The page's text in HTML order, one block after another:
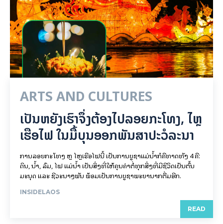
ARTS AND CULTURES
ເປັນ​ຫຍັງ​ເຮົາ​ຈຶ່ງ​ຕ້ອງ​ໄປລອຍ​ກະ​ໂທງ, ໄຫຼ​
ເຮືອ​ໄຟ ໃນ​ມື້​​ບຸນ​ອອກ​ພັນ​ສາ​ປະ​ວໍ​ລະ​ນາ
ການລອຍ​ກະ​ໂທງ ຫຼື ໄຫຼເຮືອໄຟນີ້ ເປັນການບູຊາແມ່ນໍ້າກໍຄືທາດທັງ 4 ຄື:
ດິນ, ນໍ້າ, ລົມ, ໄຟ ແມ່ນໍ້າ ເປັນສິ່ງທີ່ໃຫ້ຄຸນຄ່າຕໍ່ທຸກສິ່ງທີ່ມີຊີວິດເປັນຕົ້ນ
ມະນຸດ ແລະ ຊີວະນາໆພັນ ພ້ອມເປັນການບູຊາພະຍານາກຕື່ມອີກ.
INSIDELAOS
READ